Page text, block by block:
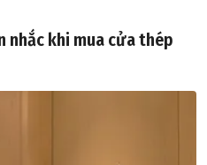
nhắc khi mua cửa thép